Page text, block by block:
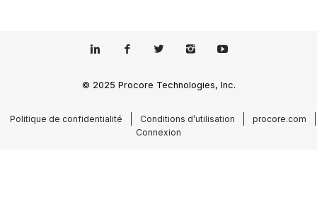
© 2025 Procore Technologies, Inc.
Politique de confidentialité Conditions d’utilisation
procore.com
Connexion